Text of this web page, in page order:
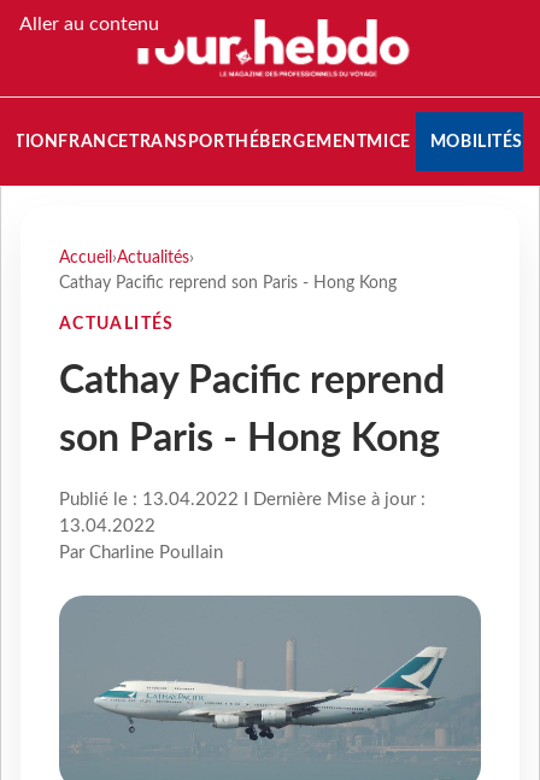
Aller au contenu
FRANCETRANSPORT HÉBERGEMENTMICE MOBILITÉS
Accueil ›Actualités›
Cathay Pacific reprend son Paris - Hong Kong
ACTUALITÉS
Cathay Pacific reprend
son Paris - Hong Kong
Publié le : 13.04.2022 I Dernière Mise à jour :
13.04.2022
Par Charline Poullain